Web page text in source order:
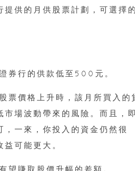
供的月供股票計劃，可選擇的
券行的供款低至500元。
票價格上升時，該月所買入的
場波動帶來的風險。而且，即
一來，你投入的資金仍然很
可能更大。
望賺取股價升幅的差額。